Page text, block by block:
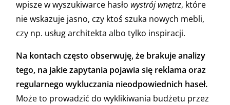
wpisze w wyszukiwarce hasło wystrój wnętrz, które
nie wskazuje jasno, czy ktoś szuka nowych mebli,
czy np. usług architekta albo tylko inspiracji.
Na kontach często obserwuję, że brakuje analizy
tego, na jakie zapytania pojawia się reklama oraz
regularnego wykluczania nieodpowiednich haseł.
Może to prowadzić do wyklikiwania budżetu przez